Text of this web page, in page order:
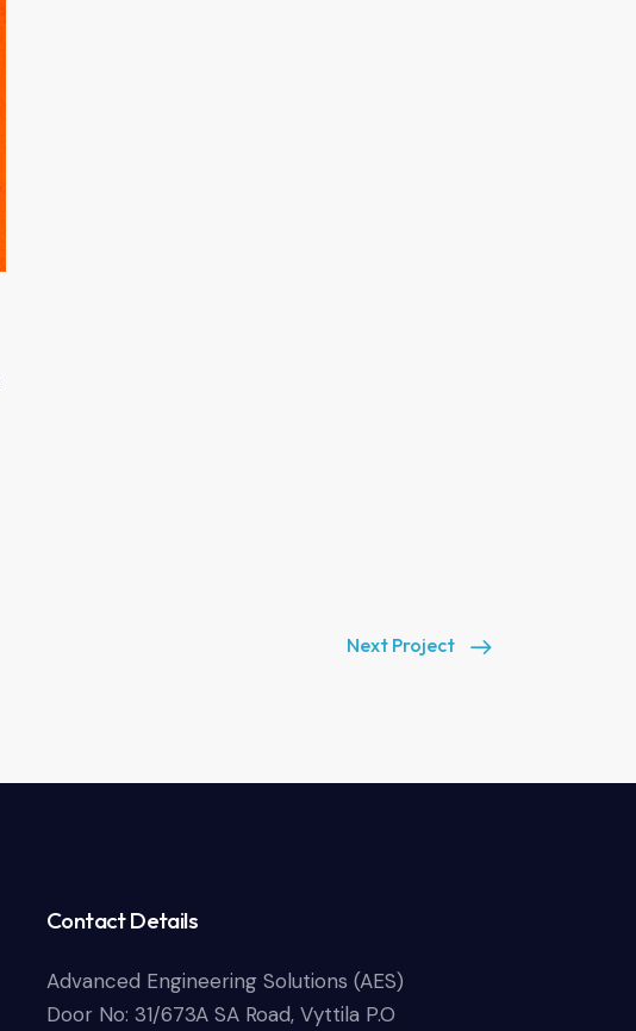
Next Project
Contact Details
Advanced Engineering Solutions (AES)
Door No: 31/673A SA Road, Vyttila P.O